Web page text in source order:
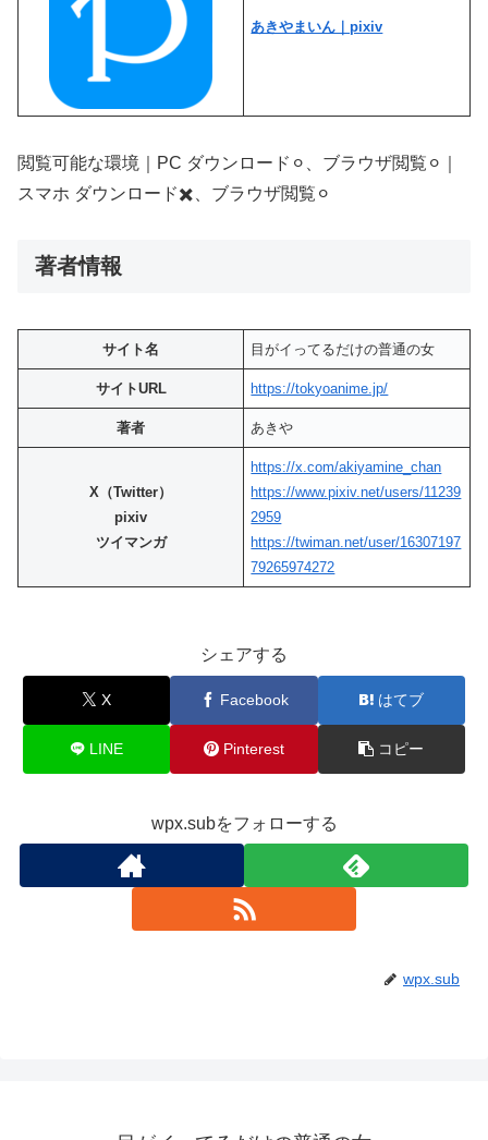
あきやまいん｜pixiv
閲覧可能な環境｜PC ダウンロード⚪︎、ブラウザ閲覧⚪︎｜
スマホ ダウンロード✖️、ブラウザ閲覧⚪︎
著者情報
サイト名 目がイってるだけの普通の女
サイトURL https://tokyoanime.jp/
著者 あきや
X（Twitter）
pixiv
ツイマンガ
https://x.com/akiyamine_chan
https://www.pixiv.net/users/11239
2959
https://twiman.net/user/16307197
79265974272
シェアする
X Facebook はてブ
LINE Pinterest コピー
wpx.subをフォローする
wpx.sub